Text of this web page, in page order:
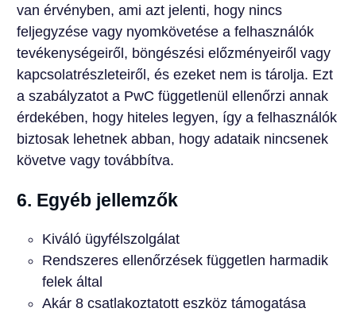
van érvényben, ami azt jelenti, hogy nincs
feljegyzése vagy nyomkövetése a felhasználók
tevékenységeiről, böngészési előzményeiről vagy
kapcsolatrészleteiről, és ezeket nem is tárolja. Ezt
a szabályzatot a PwC függetlenül ellenőrzi annak
érdekében, hogy hiteles legyen, így a felhasználók
biztosak lehetnek abban, hogy adataik nincsenek
követve vagy továbbítva.
6. Egyéb jellemzők
Kiváló ügyfélszolgálat
Rendszeres ellenőrzések független harmadik
felek által
Akár 8 csatlakoztatott eszköz támogatása